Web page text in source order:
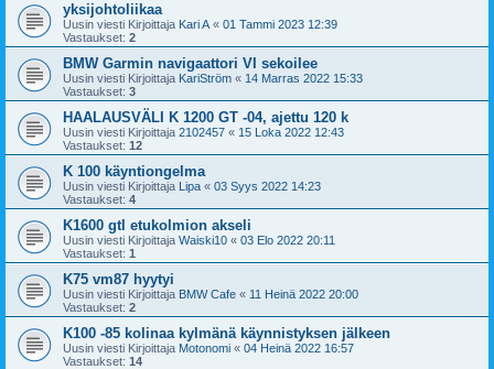
yksijohtoliikaa
Uusin viesti Kirjoittaja Kari A « 01 Tammi 2023 12:39
Vastaukset: 2
BMW Garmin navigaattori VI sekoilee
Uusin viesti Kirjoittaja KariStröm « 14 Marras 2022 15:33
Vastaukset: 3
HAALAUSVÄLI K 1200 GT -04, ajettu 120 k
Uusin viesti Kirjoittaja 2102457 « 15 Loka 2022 12:43
Vastaukset: 12
K 100 käyntiongelma
Uusin viesti Kirjoittaja Lipa « 03 Syys 2022 14:23
Vastaukset: 4
K1600 gtl etukolmion akseli
Uusin viesti Kirjoittaja Waiski10 « 03 Elo 2022 20:11
Vastaukset: 1
K75 vm87 hyytyi
Uusin viesti Kirjoittaja BMW Cafe « 11 Heinä 2022 20:00
Vastaukset: 2
K100 -85 kolinaa kylmänä käynnistyksen jälkeen
Uusin viesti Kirjoittaja Motonomi « 04 Heinä 2022 16:57
Vastaukset: 14